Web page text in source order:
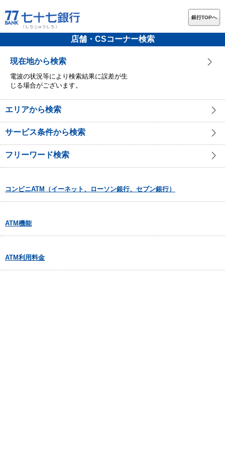
銀行TOPへ
店舗・CSコーナー検索
現在地から検索
電波の状況等により検索結果に誤差が生
じる場合がございます。
エリアから検索
サービス条件から検索
フリーワード検索
コンビニATM（イーネット、ローソン銀行、セブン銀行）
ATM機能
ATM利用料金